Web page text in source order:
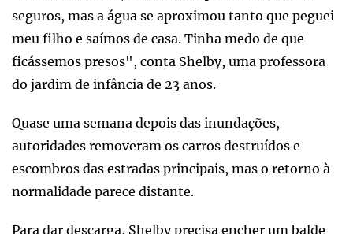
seguros, mas a água se aproximou tanto que peguei
meu filho e saímos de casa. Tinha medo de que
ficássemos presos", conta Shelby, uma professora
do jardim de infância de 23 anos.
Quase uma semana depois das inundações,
autoridades removeram os carros destruídos e
escombros das estradas principais, mas o retorno à
normalidade parece distante.
Para dar descarga, Shelby precisa encher um balde